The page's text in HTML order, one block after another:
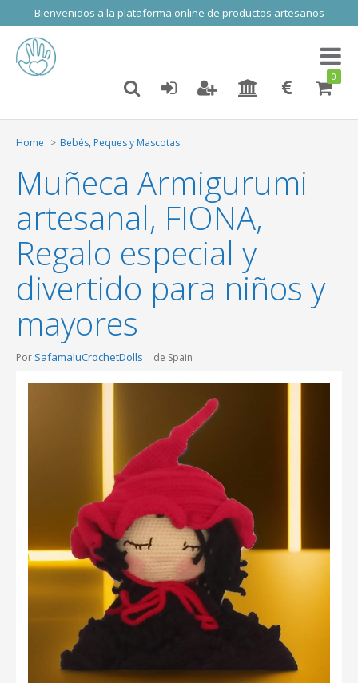
Bienvenidos a la plataforma online de productos artesanos
Toggle
0
Home Bebés, Peques y Mascotas
Muñeca Armigurumi
artesanal, FIONA,
Regalo especial y
divertido para niños y
mayores
Por SafamaluCrochetDolls de Spain